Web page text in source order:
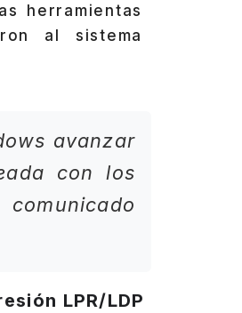
herramientas
al sistema
avanzar
con los
LPR/LDP